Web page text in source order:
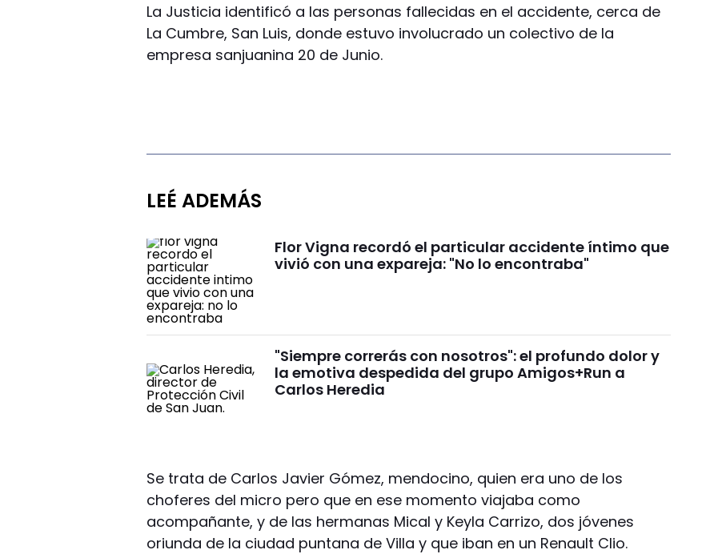
La Justicia identificó a las personas fallecidas en el accidente, cerca de
La Cumbre, San Luis, donde estuvo involucrado un colectivo de la
empresa sanjuanina 20 de Junio.
LEÉ ADEMÁS
Flor Vigna recordó el particular accidente íntimo que
vivió con una expareja: "No lo encontraba"
"Siempre correrás con nosotros": el profundo dolor y
la emotiva despedida del grupo Amigos+Run a
Carlos Heredia
Se trata de Carlos Javier Gómez, mendocino, quien era uno de los
choferes del micro pero que en ese momento viajaba como
acompañante, y de las hermanas Mical y Keyla Carrizo, dos jóvenes
oriunda de la ciudad puntana de Villa y que iban en un Renault Clio.